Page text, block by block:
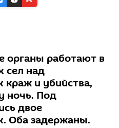
органы работают в
сел над
краж и убийства,
ночь. Под
двое
Оба задержаны.